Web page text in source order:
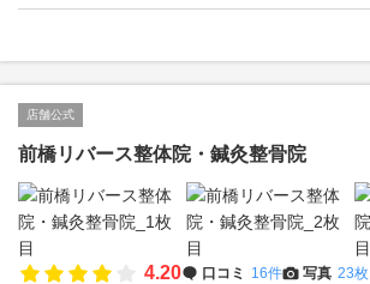
店舗公式
前橋リバース整体院・鍼灸整骨院
4.20 口コミ 16件 写真 23枚